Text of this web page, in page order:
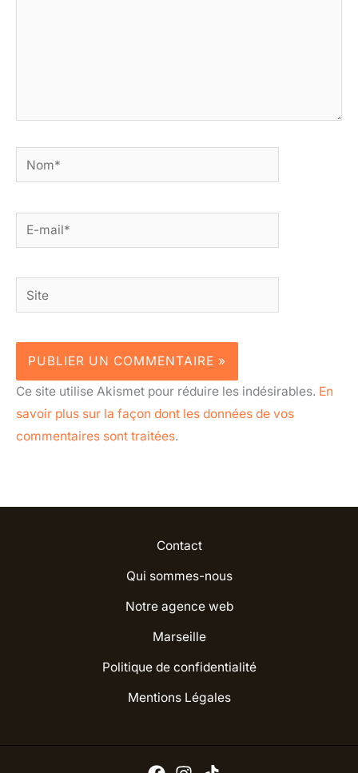
Nom*
E-
mail*
Site
Ce site utilise Akismet pour réduire les indésirables. En
savoir plus sur la façon dont les données de vos
commentaires sont traitées.
Contact
Qui sommes-nous
Notre agence web
Marseille
Politique de confidentialité
Mentions Légales